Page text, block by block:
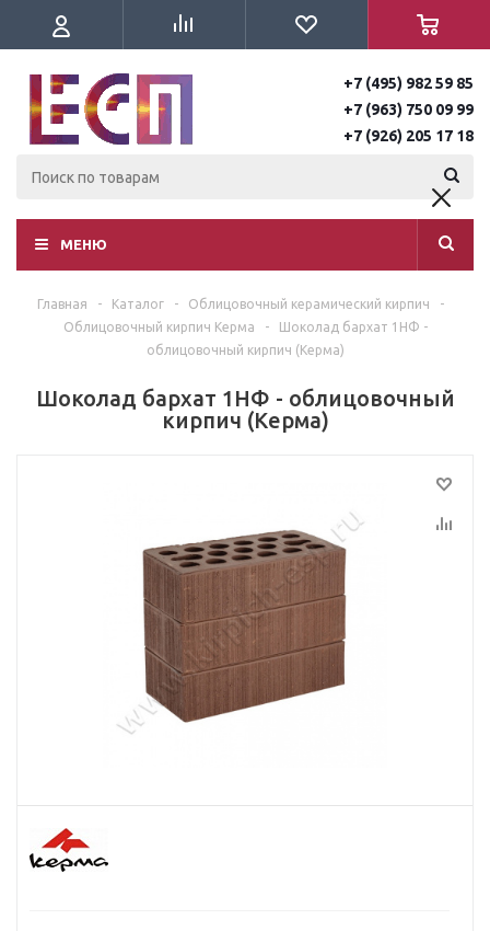
+7 (495) 982 59 85
+7 (963) 750 09 99
+7 (926) 205 17 18
МЕНЮ
Главная - Каталог - Облицовочный керамический кирпич
-
Облицовочный кирпич Керма
-
Шоколад бархат 1НФ -
облицовочный кирпич (Керма)
Шоколад бархат 1НФ - облицовочный
кирпич (Керма)